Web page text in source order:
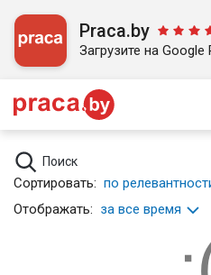
Praca.by
Загрузите на Google
Поиск
Сортировать: по
Отображать: за все время